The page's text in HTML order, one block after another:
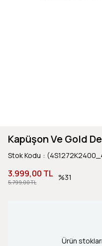
Kapüşon Ve Gold
Stok Kodu
5.799,00 TL
3.999,00 TL 31
Ürün